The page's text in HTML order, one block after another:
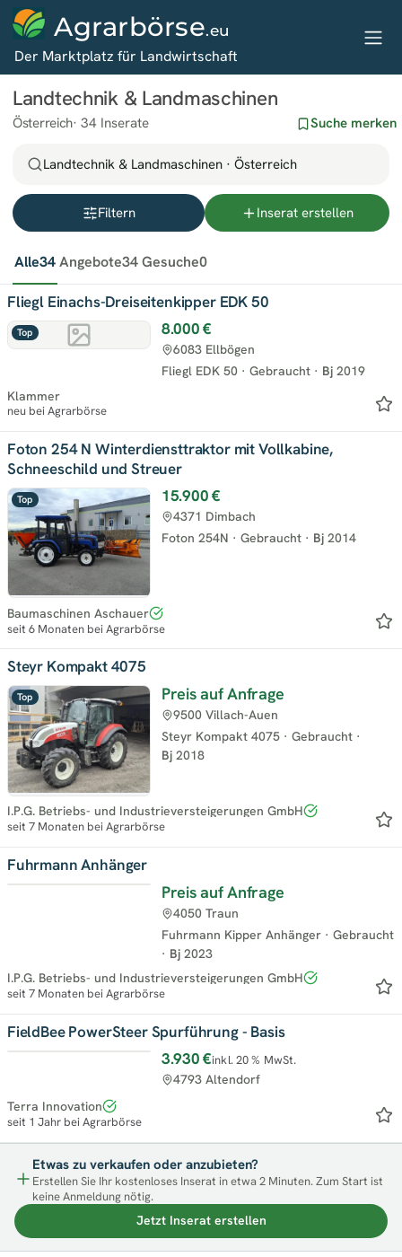
Agrarbörse.eu
Der Marktplatz für Landwirtschaft
Landtechnik & Landmaschinen
Österreich 34 Inserate Suche merken
Landtechnik & Landmaschinen · Österreich
Filtern Inserat erstellen
Alle34Angebote34Gesuche0
Top
Fliegl Einachs-Dreiseitenkipper EDK 50
8.000 €
Fliegl EDK 50 · Gebraucht · Bj 2019
6083 Ellbögen
Klammer
neu bei Agrarbörse
Top
Foton 254 N Winterdiensttraktor mit Vollkabine,
Schneeschild und Streuer
15.900 €
Foton 254N · Gebraucht · Bj 2014
4371 Dimbach
Baumaschinen Aschauer
seit 6 Monaten bei Agrarbörse
Top
Steyr Kompakt 4075
Preis auf Anfrage
Steyr Kompakt 4075 · Gebraucht ·
Bj 2018
9500 Villach-Auen
I.P.G. Betriebs- und Industrieversteigerungen GmbH
seit 7 Monaten bei Agrarbörse
Fuhrmann Anhänger
Preis auf Anfrage
Fuhrmann Kipper Anhänger · Gebraucht
· Bj 2023
4050 Traun
I.P.G. Betriebs- und Industrieversteigerungen GmbH
seit 7 Monaten bei Agrarbörse
FieldBee PowerSteer Spurführung - Basis
3.930 €inkl. 20 % MwSt.
4793 Altendorf
Terra Innovation
seit 1 Jahr bei Agrarbörse
Etwas zu verkaufen oder anzubieten?
Erstellen Sie Ihr kostenloses Inserat in etwa 2 Minuten. Zum Start ist
keine Anmeldung nötig.
Jetzt Inserat erstellen